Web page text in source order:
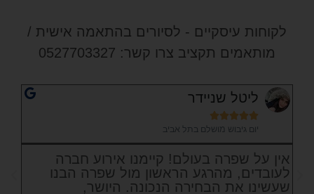
לקוחות עיסקיים - לסיורים בהתאמה אישית /
מותאמים תקציב צרו קשר: 0527703327
ליטל שניידר





יום גיבוש מושלם בתל אביב
אין על שפרה בעולם! קיימנו אירוע חברה
לעובדים, מהרגע הראשון מול שפרה הבנו
שעשינו את הבחירה הנכונה. היושר,